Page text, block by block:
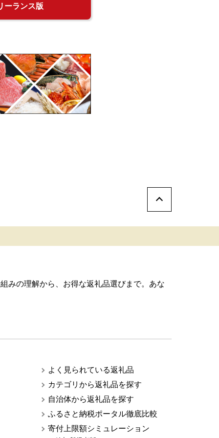
ーランス版
みの理解から、お得な返礼品選びまで。あな
よく見られている返礼品
カテゴリから返礼品を探す
自治体から返礼品を探す
ふるさと納税ポータル徹底比較
寄付上限額シミュレーション